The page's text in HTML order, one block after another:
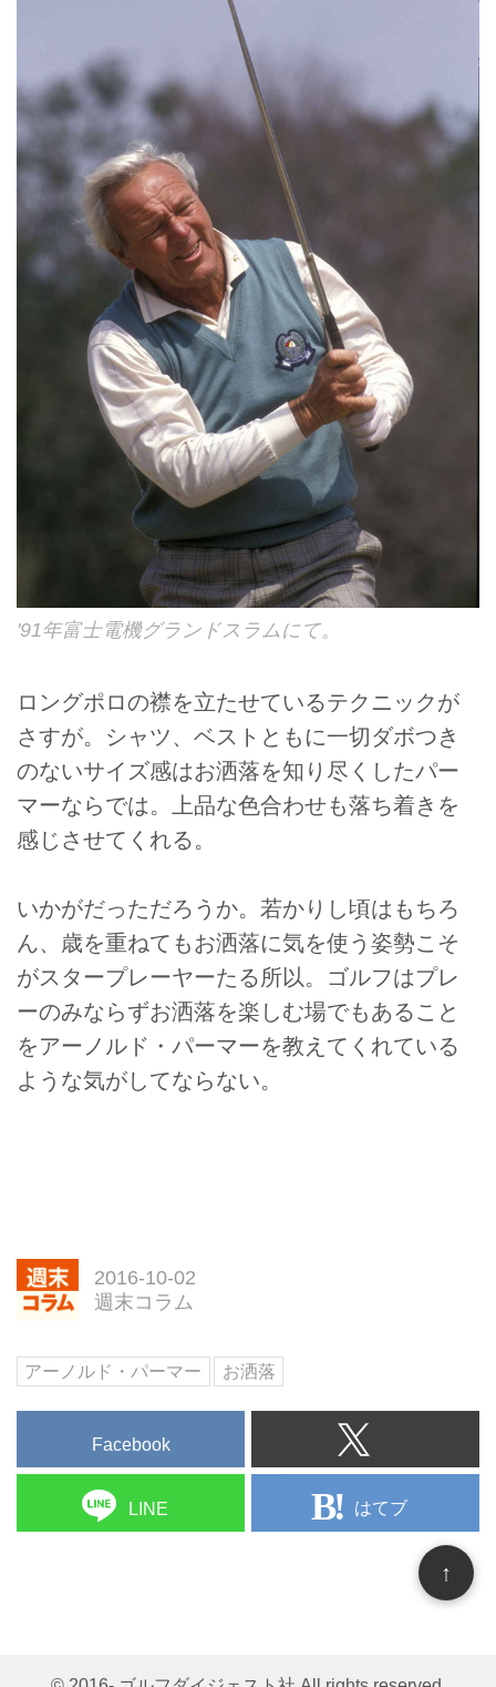
'91年富士電機グランドスラムにて。
ロングポロの襟を立たせているテクニックが
さすが。シャツ、ベストともに一切ダボつき
のないサイズ感はお洒落を知り尽くしたパー
マーならでは。上品な色合わせも落ち着きを
感じさせてくれる。
いかがだっただろうか。若かりし頃はもちろ
ん、歳を重ねてもお洒落に気を使う姿勢こそ
がスタープレーヤーたる所以。ゴルフはプレ
ーのみならずお洒落を楽しむ場でもあること
をアーノルド・パーマーを教えてくれている
ような気がしてならない。
2016-10-02
週末コラム
アーノルド・パーマー お洒落
Facebook
LINE はてブ
↑